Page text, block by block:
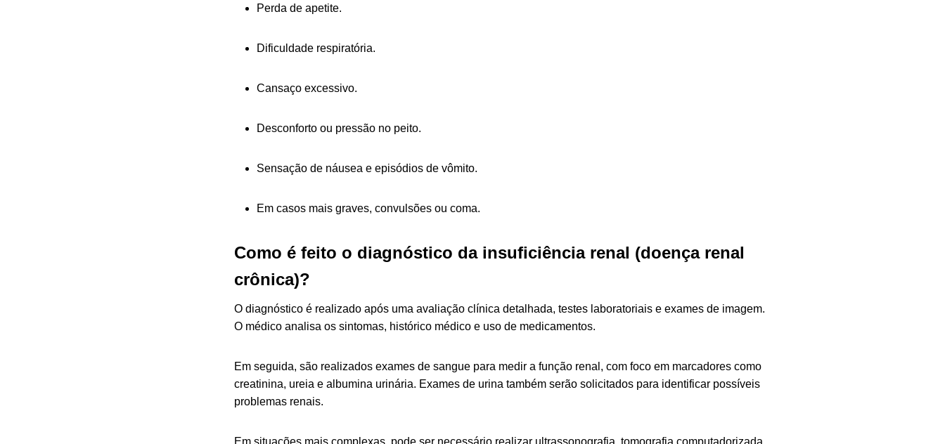
Perda de apetite.
Dificuldade respiratória.
Cansaço excessivo.
Desconforto ou pressão no peito.
Sensação de náusea e episódios de vômito.
Em casos mais graves, convulsões ou coma.
Como é feito o diagnóstico da insuficiência renal (doença renal
crônica)?
O diagnóstico é realizado após uma avaliação clínica detalhada, testes laboratoriais e exames de imagem.
O médico analisa os sintomas, histórico médico e uso de medicamentos.
Em seguida, são realizados exames de sangue para medir a função renal, com foco em marcadores como
creatinina, ureia e albumina urinária. Exames de urina também serão solicitados para identificar possíveis
problemas renais.
Em situações mais complexas, pode ser necessário realizar ultrassonografia, tomografia computadorizada